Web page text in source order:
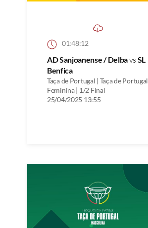
01:48:12
AD Sanjoanense / Delbavs SL
Benfica
Taça de Portugal | Taça de Portugal
Feminina | 1/2 Final
25/04/2025 13:55